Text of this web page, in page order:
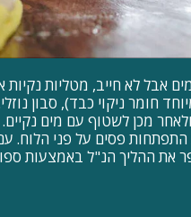
אבל לא חייב, מטליות נקיות
חומר ניקוי כבד), סבון
מכן לשטוף עם מים
פסים על פני הלוח.
את ההליך הנ"ל באמצעות